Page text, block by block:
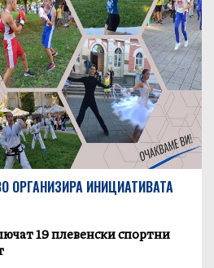
ОРГАНИЗИРА ИНИЦИАТИВАТА
19 плевенски спортни